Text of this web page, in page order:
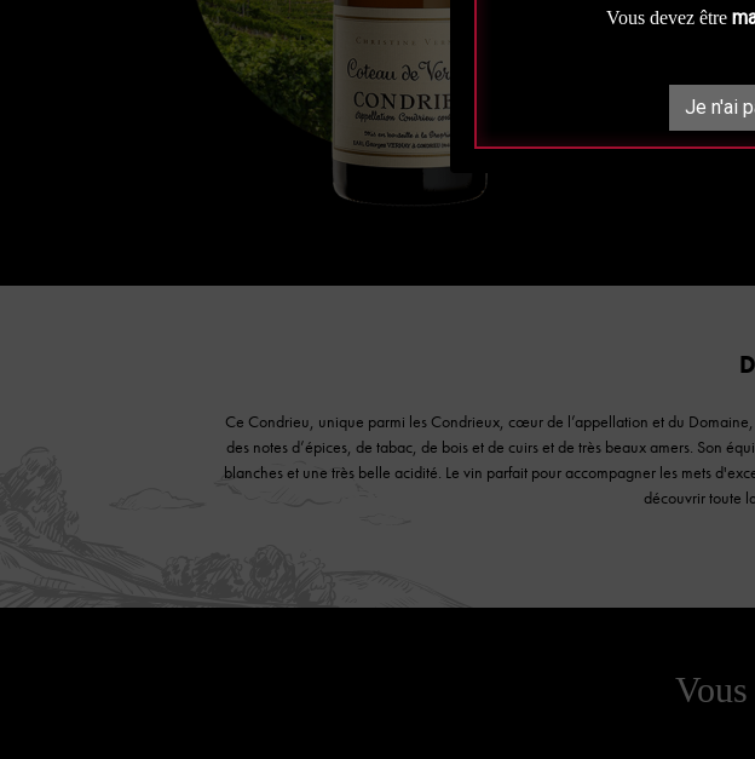
Vous devez être
Je n'ai
Ce Condrieu, unique parmi les Condrieux, cœur de l’appellation et du
des notes d’épices, de tabac, de bois et de cuirs et de très beaux amers. Son
blanches et une très belle acidité. Le vin parfait pour accompagner les mets
découvrir toute